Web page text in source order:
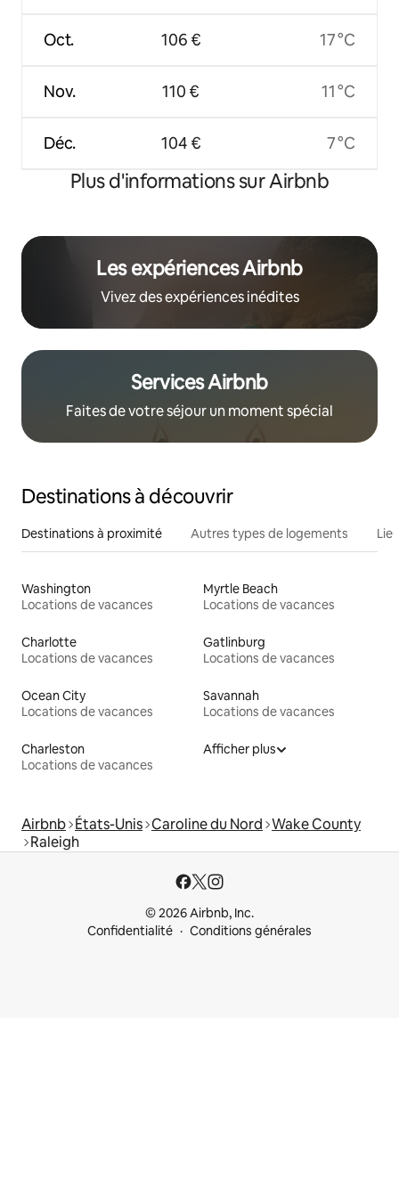
Oct.
Nov.
Déc.
106 €
110 €
104 €
17 °C
11 °C
7 °C
Plus d'informations sur Airbnb
Les expériences Airbnb
Vivez des expériences inédites
Services Airbnb
Faites de votre séjour un moment spécial
Destinations à découvrir
Destinations à proximité Autres types de logements
Washington
Locations de vacances
Myrtle Beach
Locations de vacances
Charlotte
Locations de vacances
Gatlinburg
Locations de vacances
Ocean City
Locations de vacances
Savannah
Locations de vacances
Charleston
Locations de vacances
Afficher plus
Airbnb États-Unis Caroline du Nord Wake County
Raleigh
© 2026 Airbnb, Inc.
Confidentialité
Conditions générales